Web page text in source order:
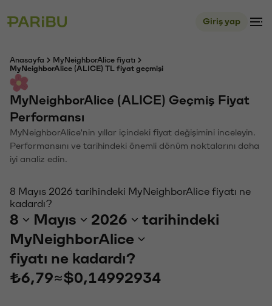
Giriş yap
Anasayfa
MyNeighborAlice fiyatı
MyNeighborAlice (ALICE) TL fiyat geçmişi
MyNeighborAlice (ALICE) Geçmiş Fiyat
Performansı
MyNeighborAlice'nin yıllar içindeki fiyat değişimini inceleyin.
Performansını ve tarihindeki önemli dönüm noktalarını daha
iyi analiz edin.
8 Mayıs 2026 tarihindeki MyNeighborAlice fiyatı ne
kadardı?
8 Mayıs 2026
tarihindeki
MyNeighborAlice
fiyatı ne kadardı?
₺6,79≈$0,14992934